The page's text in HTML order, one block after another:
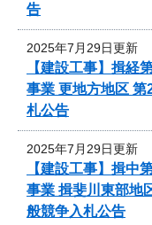
告
2025年7月29日更新
【建設工事】揖経
事業 更地方地区 第
札公告
2025年7月29日更新
【建設工事】揖中
事業 揖斐川東部地
般競争入札公告